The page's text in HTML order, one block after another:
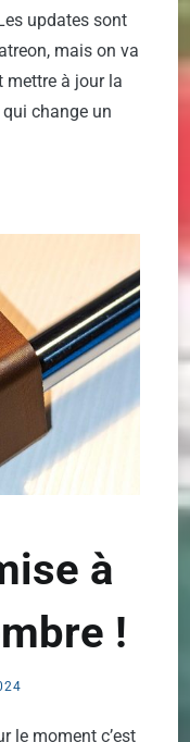
updates sont
mais on va
mettre à jour la
change un
à
!
le moment c’est